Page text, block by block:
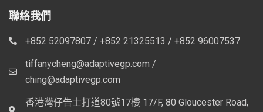
聯絡我們
+852 52097807 / +852 21325513 / +852 96007537
tiffanycheng@adaptivegp.com /
ching@adaptivegp.com
香港灣仔告士打道80號17樓 17/F, 80 Gloucester Road,